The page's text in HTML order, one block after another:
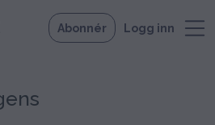
Abonnér Logg inn